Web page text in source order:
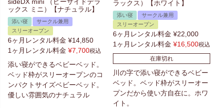
ックス ミニ）【ナチュラル】
添い寝
サークル兼用
スリーオープン
6ヶ月レンタル料金 ¥14,850
1ヶ月レンタル料金 ¥7,700税込
添い寝ができるベビーベッド。
ベッド枠がスリーオープンのコ
ンパクトサイズベビーベッド。
優しい雰囲気のナチュラル
ラックス）【ホワイト】
添い寝
サークル兼用
スリーオープン
6ヶ月レンタル料金 ¥22,000
1ヶ月レンタル料金 ¥16,500税込
在庫切れ
川の字で添い寝ができるベビー
ベッド。ベッド枠がスリーオー
プンだから使い方自在に。ホワ
イト。